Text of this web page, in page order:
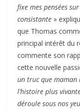
fixe mes pensées
consistante »
que Thomas
principal intérêt du
commente son
cette nouvelle
un truc que maman
l’histoire plus
déroule sous nos